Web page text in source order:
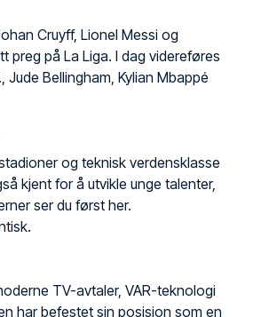
Cruyff, Lionel Messi og
preg på La Liga. I dag videreføres
Bellingham, Kylian Mbappé
og teknisk verdensklasse
kjent for å utvikle unge talenter,
ser du først her.
TV-avtaler, VAR-teknologi
har befestet sin posisjon som en